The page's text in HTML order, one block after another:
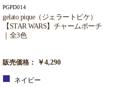
PGPD014
gelato pique（ジェラートピケ）
【STAR WARS】チャームポーチ
｜全3色
販売価格： ￥4,290
ネイビー